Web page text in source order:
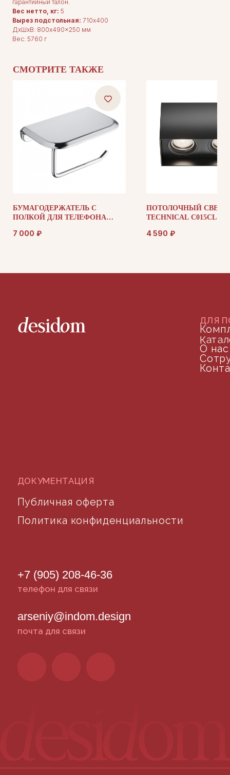
гарантийный талон.
Вес нетто, кг: 5
Вырез подстольная: 710x400
ДxШxВ: 800x490x250 мм
Вес: 5760 г
СМОТРИТЕ ТАКЖЕ
БУМАГОДЕРЖАТЕЛЬ С
ПОЛКОЙ ДЛЯ ТЕЛЕФОНА
7 000 ₽
ПОТОЛОЧНЫЙ
TECHNICAL C015CL-02
4 590 ₽
©2024 desidom. Все права защищены
Публичная оферта
Политика конфиденциальности
+7 (905) 208-46-36
почта для связи